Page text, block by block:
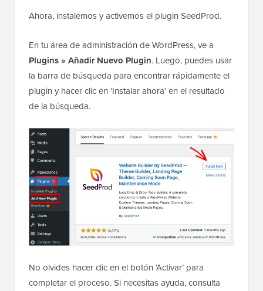
Ahora, instalemos y activemos el plugin SeedProd.
En tu área de administración de WordPress, ve a
Plugins»Añadir Nuevo Plugin. Luego, puedes usar
la barra de búsqueda para encontrar rápidamente el
plugin y hacer clic en 'Instalar ahora' en el resultado
de la búsqueda.
No olvides hacer clic en el botón ‘Activar’ para
completar el proceso. Si necesitas ayuda, consulta